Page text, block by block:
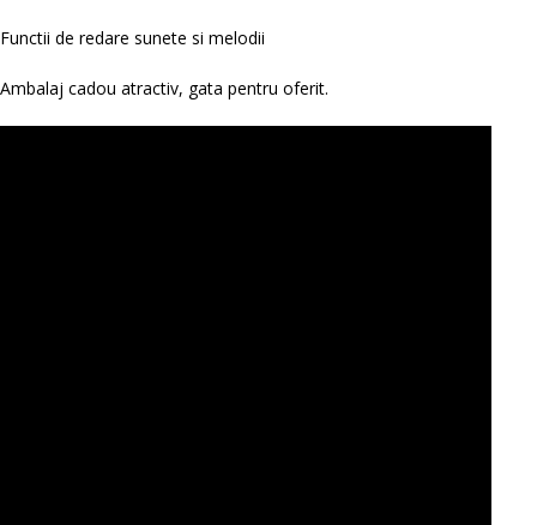
Functii de redare sunete si melodii
Ambalaj cadou atractiv, gata pentru oferit.